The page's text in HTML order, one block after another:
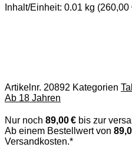
Inhalt/Einheit: 0.01 kg (260,00
Artikelnr. 20892 Kategorien
Ab 18 Jahren
Nur noch 89,00 € bis zur
Ab einem Bestellwert von
Versandkosten.*